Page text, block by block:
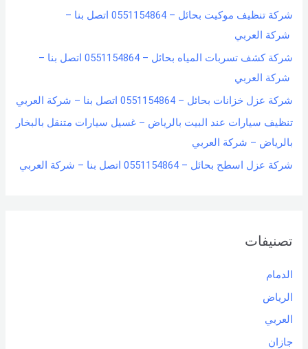
شركة تنظيف موكيت بحائل – 0551154864 اتصل بنا –
شركة العربي
شركة كشف تسربات المياه بحائل – 0551154864 اتصل بنا –
شركة العربي
شركة عزل خزانات بحائل – 0551154864 اتصل بنا – شركة العربي
تنظيف سيارات عند البيت بالرياض – غسيل سيارات متنقل بالبخار
بالرياض – شركة العربي
شركة عزل اسطح بحائل – 0551154864 اتصل بنا – شركة العربي
تصنيفات
الدمام
الرياض
العربي
جازان